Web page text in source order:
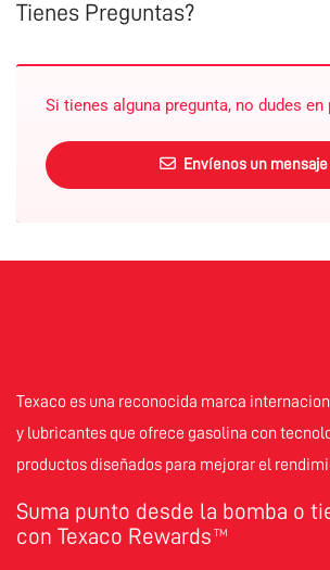
Tienes Preguntas?
Si tienes alguna pregunta, no dudes en
Envíenos un mensaje
Texaco es una reconocida marca
y lubricantes que ofrece gasolina con
productos diseñados para mejorar el
Suma punto desde la bomba o
con Texaco Rewards TM